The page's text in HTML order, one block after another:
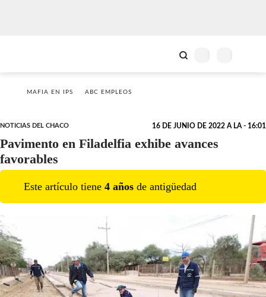
MAFIA EN IPS ABC EMPLEOS
NOTICIAS DEL CHACO 16 DE JUNIO DE 2022 A LA - 16:01
Pavimento en Filadelfia exhibe avances
favorables
Este artículo tiene 4 años de antigüedad